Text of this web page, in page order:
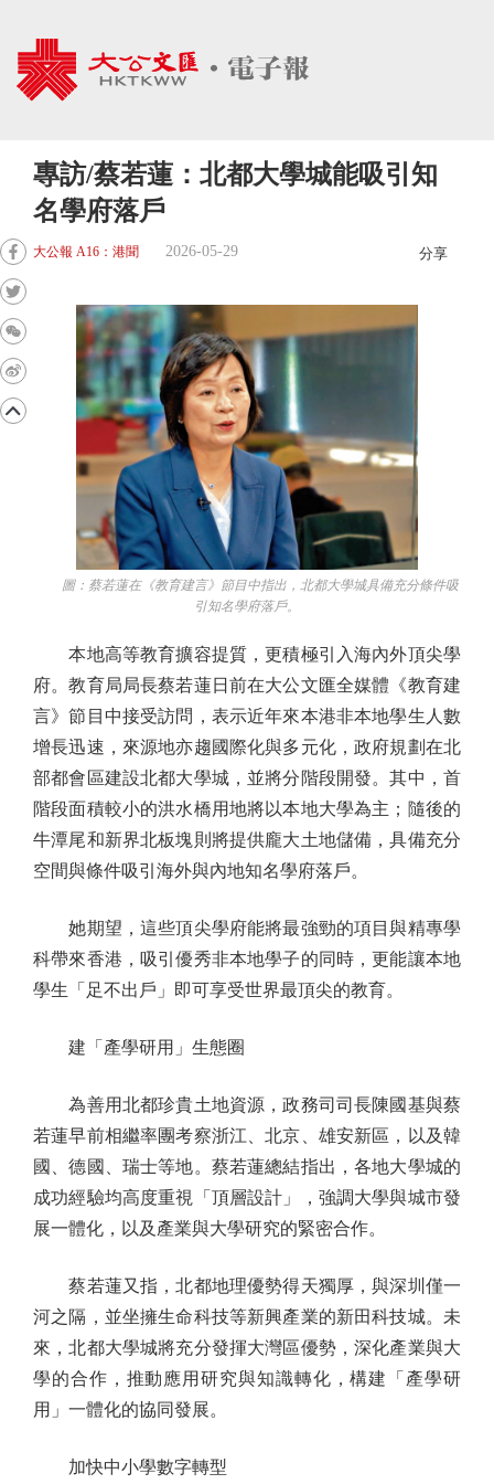
專訪/蔡若蓮：北都大學城能吸引知
名學府落戶
大公報 A16：港聞 2026-05-29 分享
圖：蔡若蓮在《教育建言》節目中指出，北都大學城具備充分條件吸
引知名學府落戶。
本地高等教育擴容提質，更積極引入海內外頂尖學
府。教育局局長蔡若蓮日前在大公文匯全媒體《教育建
言》節目中接受訪問，表示近年來本港非本地學生人數
增長迅速，來源地亦趨國際化與多元化，政府規劃在北
部都會區建設北都大學城，並將分階段開發。其中，首
階段面積較小的洪水橋用地將以本地大學為主；隨後的
牛潭尾和新界北板塊則將提供龐大土地儲備，具備充分
空間與條件吸引海外與內地知名學府落戶。
她期望，這些頂尖學府能將最強勁的項目與精專學
科帶來香港，吸引優秀非本地學子的同時，更能讓本地
學生「足不出戶」即可享受世界最頂尖的教育。
建「產學研用」生態圈
為善用北都珍貴土地資源，政務司司長陳國基與蔡
若蓮早前相繼率團考察浙江、北京、雄安新區，以及韓
國、德國、瑞士等地。蔡若蓮總結指出，各地大學城的
成功經驗均高度重視「頂層設計」，強調大學與城市發
展一體化，以及產業與大學研究的緊密合作。
蔡若蓮又指，北都地理優勢得天獨厚，與深圳僅一
河之隔，並坐擁生命科技等新興產業的新田科技城。未
來，北都大學城將充分發揮大灣區優勢，深化產業與大
學的合作，推動應用研究與知識轉化，構建「產學研
用」一體化的協同發展。
加快中小學數字轉型